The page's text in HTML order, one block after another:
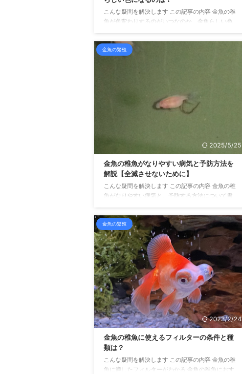
こんな疑問を解決します この記事の内容 金魚の稚
魚が色変わりするのがいつなのか、金魚らしい色
にちは、せいじです。 金魚の飼育を10年以上して
おり、金魚のふるさと奈良県大和郡山市より、金
というか、そんな地味な色をしています。 そし
て、徐々に成長する中で、色変わりしていくんで
金魚の繁殖
2025/5/25
金魚の稚魚がなりやすい病気と予防方法を
解説【全滅させないために】
こんな疑問を解決します この記事の内容 金魚の稚
魚がなりやすい病気と、予防する方法について書
魚が突然死んでしまった」 「次々に死んでしまう
けれど原因がわからない」 といったことがありま
せんか？ この場合、稚魚が病気にかかっている可
能性が高いです。 と思う人もいるかもしれませ
ん。 しかし、金魚の体表に大きな症状がないにも
かかわらず、突然死んでしまったり、次々に死ん
でしまう病気があります。 それはエラ病です。 エ
ラ病とは金魚にとって呼吸をする大切な器官であ
るえら ...
金魚の繁殖
2023/2/24
金魚の稚魚に使えるフィルターの条件と種
類は？
こんな疑問を解決します この記事の内容 金魚の稚
魚に適したフィルターがわかる 金魚の稚魚におす